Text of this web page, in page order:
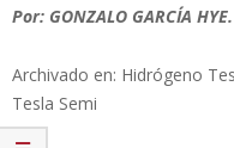
Por: GONZALO GARCÍA
Archivado en: Hidrógeno
Tesla Semi